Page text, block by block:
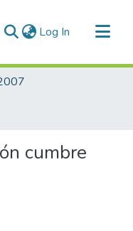
Log In (current)
cumbre